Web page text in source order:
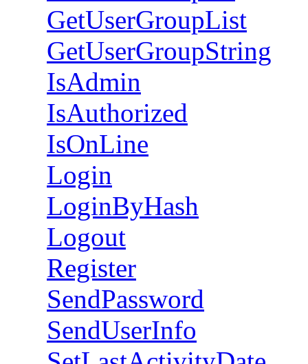
GetUserGroupList
GetUserGroupString
IsAdmin
IsAuthorized
IsOnLine
Login
LoginByHash
Logout
Register
SendPassword
SendUserInfo